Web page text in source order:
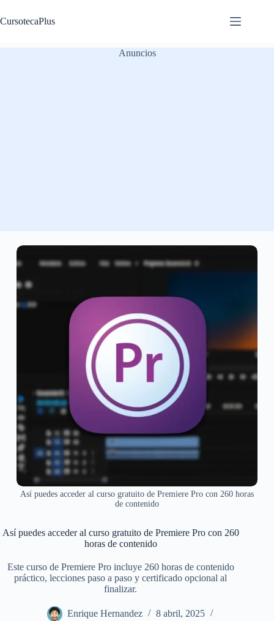
al
contenido
CursotecaPlus
Anuncios
Así puedes acceder al curso gratuito de Premiere Pro con 260 horas
de contenido
Así puedes acceder al curso gratuito de Premiere Pro con 260
horas de contenido
Este curso de Premiere Pro incluye 260 horas de contenido
práctico, lecciones paso a paso y certificado opcional al
finalizar.
Enrique Hernandez
8 abril, 2025